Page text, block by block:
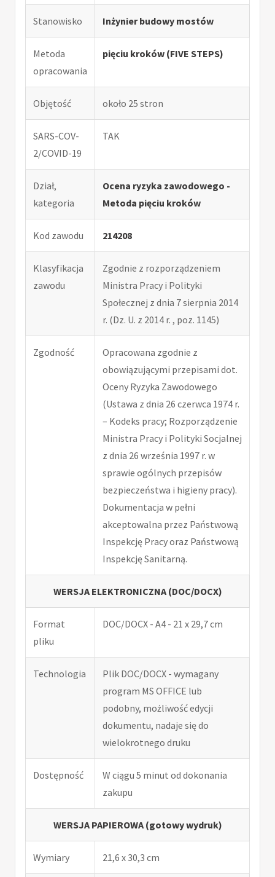
Stanowisko Inżynier budowy mostów
Metoda
opracowania
pięciu kroków (FIVE STEPS)
Objętość około 25 stron
SARS-COV-
2/COVID-19
TAK
Dział,
kategoria
Ocena ryzyka zawodowego -
Metoda pięciu kroków
Kod zawodu 214208
Klasyfikacja
zawodu
Zgodnie z rozporządzeniem
Ministra Pracy i Polityki
Społecznej z dnia 7 sierpnia 2014
r. (Dz. U. z 2014 r. , poz. 1145)
Zgodność
Opracowana zgodnie z
obowiązującymi przepisami dot.
Oceny Ryzyka Zawodowego
(Ustawa z dnia 26 czerwca 1974 r.
– Kodeks pracy; Rozporządzenie
Ministra Pracy i Polityki Socjalnej
z dnia 26 września 1997 r. w
sprawie ogólnych przepisów
bezpieczeństwa i higieny pracy).
Dokumentacja w pełni
akceptowalna przez Państwową
Inspekcję Pracy oraz Państwową
Inspekcję Sanitarną.
WERSJA ELEKTRONICZNA (DOC/DOCX)
Format
pliku
DOC/DOCX - A4 - 21 x 29,7 cm
Technologia
Plik DOC/DOCX - wymagany
program MS OFFICE lub
podobny, możliwość edycji
dokumentu, nadaje się do
wielokrotnego druku
Dostępność
W ciągu 5 minut od dokonania
zakupu
WERSJA PAPIEROWA (gotowy wydruk)
Wymiary 21,6 x 30,3 cm